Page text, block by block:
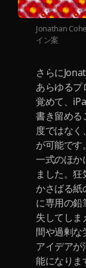
Jonathan
イン案
さらに
あらゆる
覚めて、
書き留める
度ではなく
が可能で
一式のほか
ました。
かさばる紙
に専用の
失してし
間や過剰な
アイデア
能になりま